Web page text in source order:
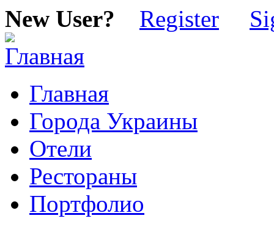
New User? Register
Главная
Города Украины
Отели
Рестораны
Портфолио